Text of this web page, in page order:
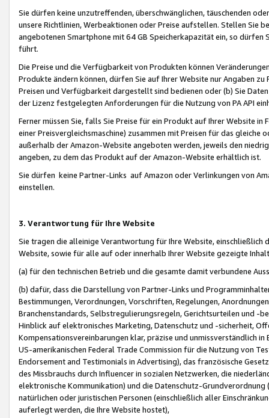
Sie dürfen keine unzutreffenden, überschwänglichen, täuschenden
unsere Richtlinien, Werbeaktionen oder Preise aufstellen. Stellen Sie
angebotenen Smartphone mit 64 GB Speicherkapazität ein, so dürfen
führt.
Die Preise und die Verfügbarkeit von Produkten können
Produkte ändern können, dürfen Sie auf Ihrer Website nur Angaben
Preisen und Verfügbarkeit dargestellt sind bedienen oder (b) Sie
der Lizenz festgelegten Anforderungen für die Nutzung von PA API
Ferner müssen Sie, falls Sie Preise für ein Produkt auf Ihrer Website
einer Preisvergleichsmaschine) zusammen mit Preisen für das
außerhalb der Amazon-Website angeboten werden, jeweils den
angeben, zu dem das Produkt auf der Amazon-Website erhältlich ist.
Sie dürfen keine Partner-Links auf Amazon oder Verlinkungen von
einstellen.
3. Verantwortung für Ihre Website
Sie tragen die alleinige Verantwortung für Ihre Website,
Website, sowie für alle auf oder innerhalb Ihrer Website gezeigte
(a) für den technischen Betrieb und die gesamte damit verbundene
(b) dafür, dass die Darstellung von Partner-Links und
Bestimmungen, Verordnungen, Vorschriften, Regelungen,
Branchenstandards, Selbstregulierungsregeln, Gerichtsurteilen und -
Hinblick auf elektronisches Marketing, Datenschutz und -sicherheit,
Kompensationsvereinbarungen klar, präzise und unmissverständlich
US-amerikanischen Federal Trade Commission für die Nutzung von
Endorsement and Testimonials in Advertising), das französische
des Missbrauchs durch Influencer in sozialen Netzwerken, die
elektronische Kommunikation) und die Datenschutz-
natürlichen oder juristischen Personen (einschließlich aller
auferlegt werden, die Ihre Website hostet),